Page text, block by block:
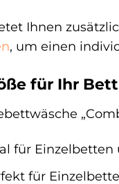
Ihnen
, um einen
für Ihr Bett
für
für